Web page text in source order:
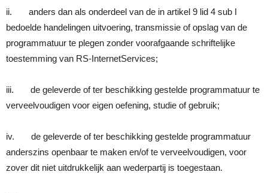
ii. anders dan als onderdeel van de in artikel 9 lid 4 sub I
bedoelde handelingen uitvoering, transmissie of opslag van de
programmatuur te plegen zonder voorafgaande schriftelijke
toestemming van RS-InternetServices;
iii. de geleverde of ter beschikking gestelde programmatuur te
verveelvoudigen voor eigen oefening, studie of gebruik;
iv. de geleverde of ter beschikking gestelde programmatuur
anderszins openbaar te maken en/of te verveelvoudigen, voor
zover dit niet uitdrukkelijk aan wederpartij is toegestaan.